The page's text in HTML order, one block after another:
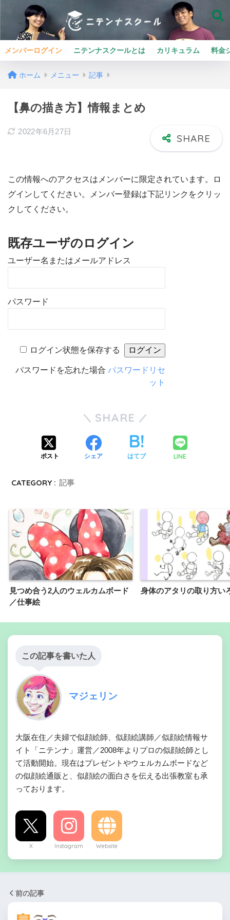
メンバーログイン ニテンナスクールとは カリキュラム 料金
ホーム メニュー 記事
【鼻の描き方】情報まとめ
2022年6月27日
この情報へのアクセスはメンバーに限定されています。ロ
グインしてください。メンバー登録は下記リンクをクリッ
クしてください。
既存ユーザのログイン
ユーザー名またはメールアドレス
パスワード
ログイン状態を保存する
パスワードを忘れた場合パスワードリセ
ット
SHARE
ポスト シェア はてブ LINE
CATEGORY : 記事
見つめ合う2人のウェルカムボード
／仕事絵
身体のアタリの取り方い
この記事を書いた人
マジェリン
大阪在住／夫婦で似顔絵師、似顔絵講師／似顔絵情報サ
イト「ニテンナ」運営／2008年よりプロの似顔絵師とし
て活動開始。現在はプレゼントやウェルカムボードなど
の似顔絵通販と、似顔絵の面白さを伝える出張教室も承
っております。
X Instagram Website
前の記事